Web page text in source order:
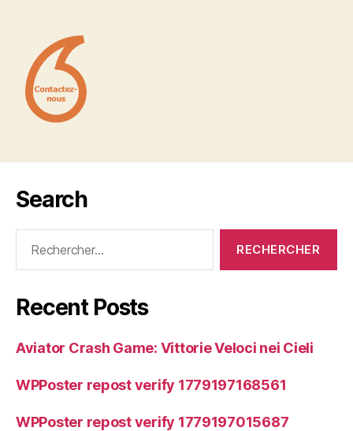
Search
Recent Posts
Aviator Crash Game: Vittorie Veloci nei Cieli
WPPoster repost verify 1779197168561
WPPoster repost verify 1779197015687